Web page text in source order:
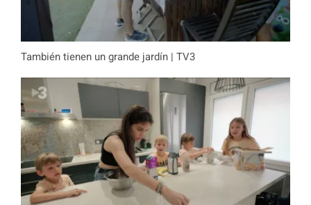
También tienen un grande jardín | TV3